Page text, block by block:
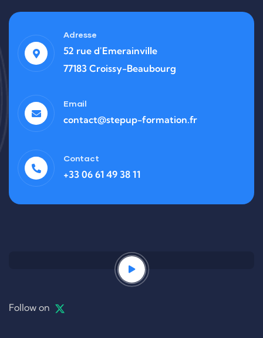
Adresse
52 rue d'Emerainville
77183 Croissy-Beaubourg
Email
contact@stepup-formation.fr
Contact
+33 06 61 49 38 11
Follow on